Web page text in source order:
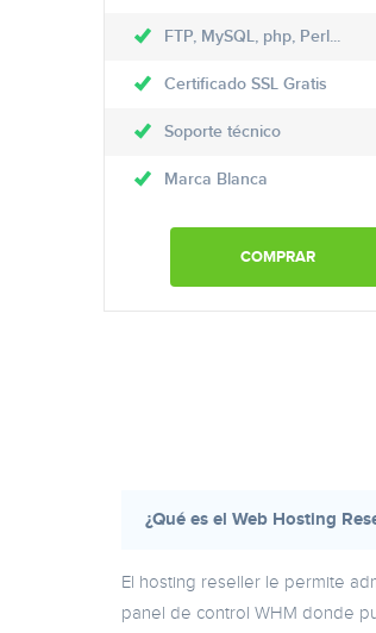
FTP, MySQL, php, Perl...
Certificado SSL Gratis
Soporte técnico
Marca Blanca
COMPRAR
¿Qué es el Web Hosting
El hosting reseller le permite
panel de control WHM donde